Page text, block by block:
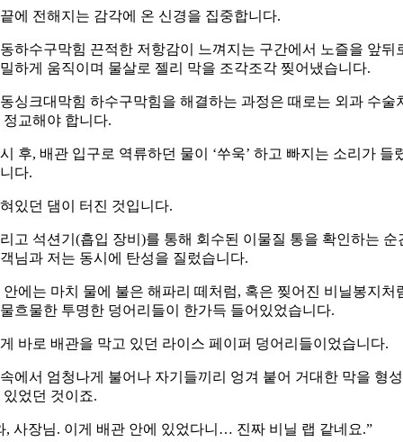
에 전해지는 감각에 온 신경을 집중합니다.
하수구막힘 끈적한 저항감이 느껴지는 구간에서 노즐을 앞뒤
하게 움직이며 물살로 젤리 막을 조각조각 찢어냈습니다.
싱크대막힘 하수구막힘을 해결하는 과정은 때로는 외과 수술
정교해야 합니다.
후, 배관 입구로 역류하던 물이 ‘쑤욱’ 하고 빠지는 소리가 들
다.
있던 댐이 터진 것입니다.
고 석션기(흡입 장비)를 통해 회수된 이물질 통을 확인하는 순
님과 저는 동시에 탄성을 질렀습니다.
안에는 마치 물에 불은 해파리 떼처럼, 혹은 찢어진 비닐봉지처
흐물한 투명한 덩어리들이 한가득 들어있었습니다.
바로 배관을 막고 있던 라이스 페이퍼 덩어리들이었습니다.
에서 엄청나게 불어나 자기들끼리 엉겨 붙어 거대한 막을 형
있었던 것이죠.
, 사장님. 이게 배관 안에 있었다니… 진짜 비닐 랩 같네요.”